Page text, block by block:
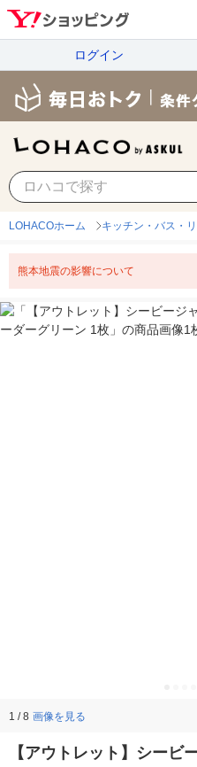
ログイン
LOHACOホーム キッチン・バス・
熊本地震の影響について
1 / 8 画像を見る
【アウトレット】シー